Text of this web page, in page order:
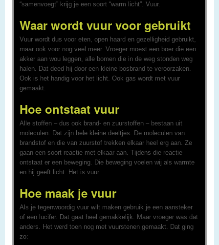
“samenvoegt” krijg je een soort “warm licht”. Vuur.
Waar wordt vuur voor gebruikt
Vuur wordt dus voor eten, open haard en gezelligheid gebruikt,
maar ook voor nog veel meer. Vroeger moest een boer die een
akker aan wou leggen, alle bomen die in de weg stonden weg
halen. Dat deed hij door een kleine bosbrand te veroorzaken.
Ook is het handig voor het licht. Ook gas wordt met vuur
gemaakt.
Hoe ontstaat vuur
Alle stoffen – dus ook brand- en zuurstoffen – bestaan uit
moleculen. Dat zijn hele kleine deeltjes. De moleculen van
brandstof en die van zuurstof trekken elkaar heel erg aan. Ze
gaan een soort reactie met elkaar aan. Tijdens die reactie
ontstaat er een beweging. Die beweging voelen wij als warmte
en hij geeft licht. Het is vuur.
Hoe maak je vuur
Als je tegenwoordig vuur wilt maken gebruik je een aansteker
of een lucifer. Dat gaat heel gemakkelijk. Maar vroeger was dat
anders. Het werd toen nog met vuurstenen gemaakt. Dat ging
zo: